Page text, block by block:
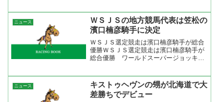
力喪失と診断され、天皇賞・秋の出走は
断念する...
ニュース
ＷＳＪＳの地方競馬代表は笠松の
濱口楠彦騎手に決定
ＷＳＪＳ選定競走は濱口楠彦騎手が総合
優勝ＷＳＪＳ選定競走は濱口楠彦騎手が
総合優勝 ワールドスーパージョッキー
ーズトライアルは第１ステージを盛岡競
馬場（１０／６）で、第２...
ニュース
キストゥヘヴンの甥が北海道で大
差勝ちでデビュー